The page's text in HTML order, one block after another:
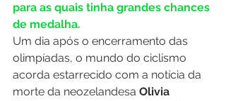
para as quais tinha grandes chances
de medalha.
Um dia após o encerramento das
olimpíadas, o mundo do ciclismo
acorda estarrecido com a notícia da
morte da neozelandesa Olivia